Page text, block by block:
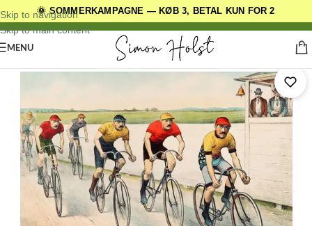
🌞 SOMMERKAMPAGNE — KØB 3, BETAL KUN FOR 2
Skip to navigation
Skip to main content
DANSKE ORIGINALE DESIGNS
MENU
Forside Retro plakater Diverse